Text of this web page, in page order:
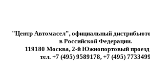
"Центр Автомасел", официальный
в Российской Федерации.
119180 Москва, 2-й Южнопортовый проезд
тел. +7 (495) 9589178, +7 (495) 7733499